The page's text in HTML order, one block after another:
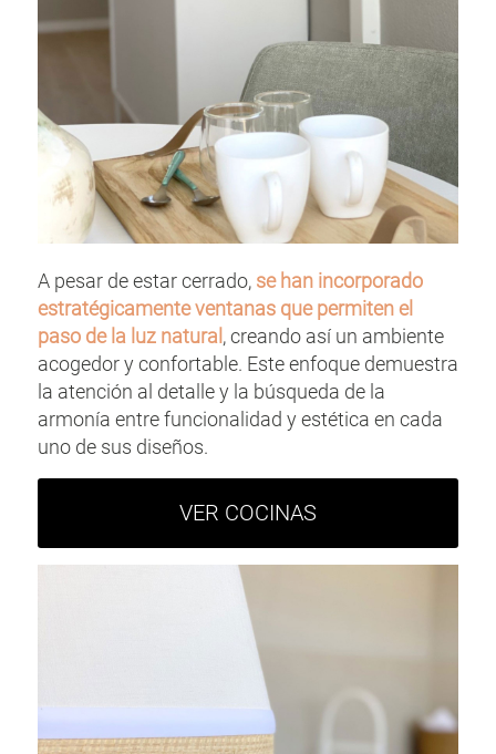
A pesar de estar cerrado,se han incorporado
estratégicamente ventanas que permiten el
paso de la luz natural , creando así un ambiente
acogedor y confortable. Este enfoque demuestra
la atención al detalle y la búsqueda de la
armonía entre funcionalidad y estética en cada
uno de sus diseños.
VER COCINAS